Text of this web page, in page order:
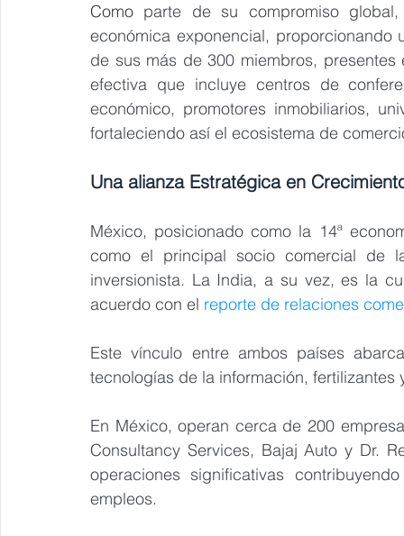
Como parte de su compromiso
económica exponencial,
de sus más de 300 miembros,
efectiva que incluye centros de
económico, promotores inmobiliarios,
fortaleciendo así el ecosistema de
Una alianza Estratégica en
México, posicionado como la 14ª
como el principal socio comercial de
inversionista. La India, a su vez, es la
acuerdo con el reporte de relaciones
Este vínculo entre ambos países
tecnologías de la información, fertilizantes
En México, operan cerca de 200
Consultancy Services, Bajaj Auto y Dr.
operaciones significativas
empleos.